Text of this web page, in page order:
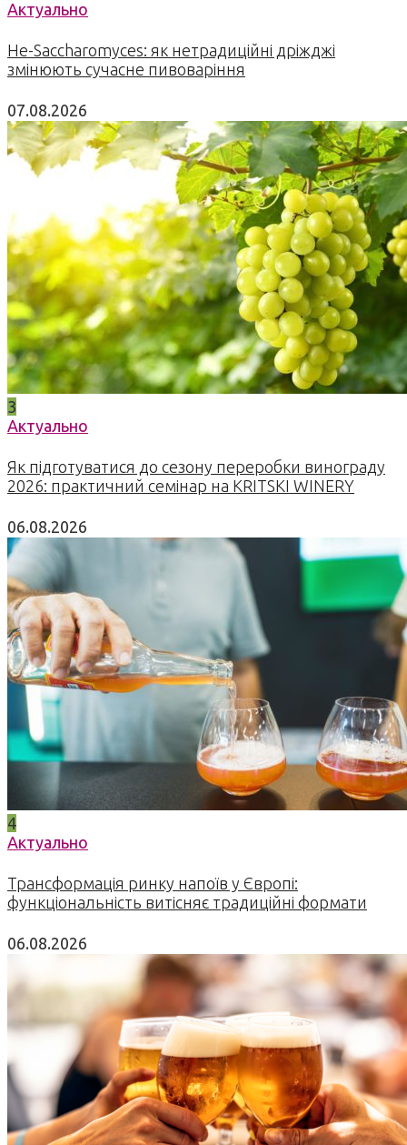
Актуально
Не-Saccharomyces: як нетрадиційні дріжджі
змінюють сучасне пивоваріння
07.08.2026
3
Актуально
Як підготуватися до сезону переробки винограду
2026: практичний семінар на KRITSKI WINERY
06.08.2026
4
Актуально
Трансформація ринку напоїв у Європі:
функціональність витісняє традиційні формати
06.08.2026